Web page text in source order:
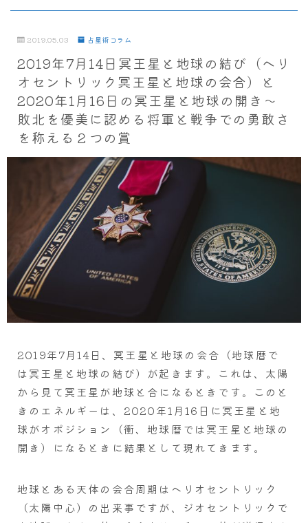
2019.05.03 占星術コラム
2019年7月14日冥王星と地球の結び（ヘリ
オセントリック冥王星と地球の会合）と
2020年1月16日の冥王星と地球の開き～
敗北を優美に認める将軍と戦争での勇敢さ
を称える２つの賞
2019年7月14日、冥王星と地球の会合（地球暦で
は冥王星と地球の結び）が起きます。これは、太陽
から見て冥王星が地球と合になるときです。このと
きのエネルギーは、2020年1月16日に冥王星と地
球がオポジション（衝、地球暦では冥王星と地球の
開き）になるときに結果として現れてきます。
地球とある天体の会合周期はヘリオセントリック
（太陽中心）の出来事ですが、ジオセントリックで